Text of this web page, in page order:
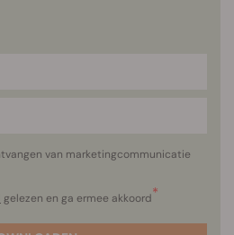
van marketingcommunicatie
gelezen en ga ermee akkoord*